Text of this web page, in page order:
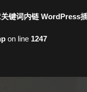
键词内链 WordPress
on line 1247